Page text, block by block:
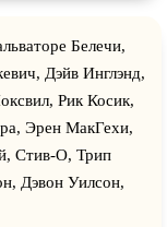
Белечи,
Дэйв Инглэнд,
Рик Косик,
Эрен МакГехи,
Стив-О, Трип
Дэвон Уилсон,